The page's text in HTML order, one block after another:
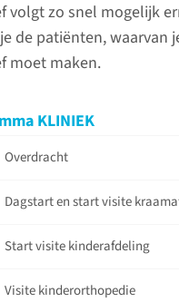
volgt zo snel mogelijk
de patiënten, waarvan
moet maken.
KLINIEK
Overdracht
Dagstart en start visite
Start visite kinderafdeling
Visite kinderorthopedie
Melden eerste dag
bereikbaarheid en
staat in het teken van
kindergeneeskunde, het
ziekenhuis met kinder- en
de verpleegkundigen en